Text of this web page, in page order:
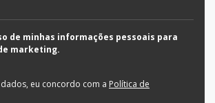
de minhas informações pessoais para
marketing.
eu concordo com a Política de